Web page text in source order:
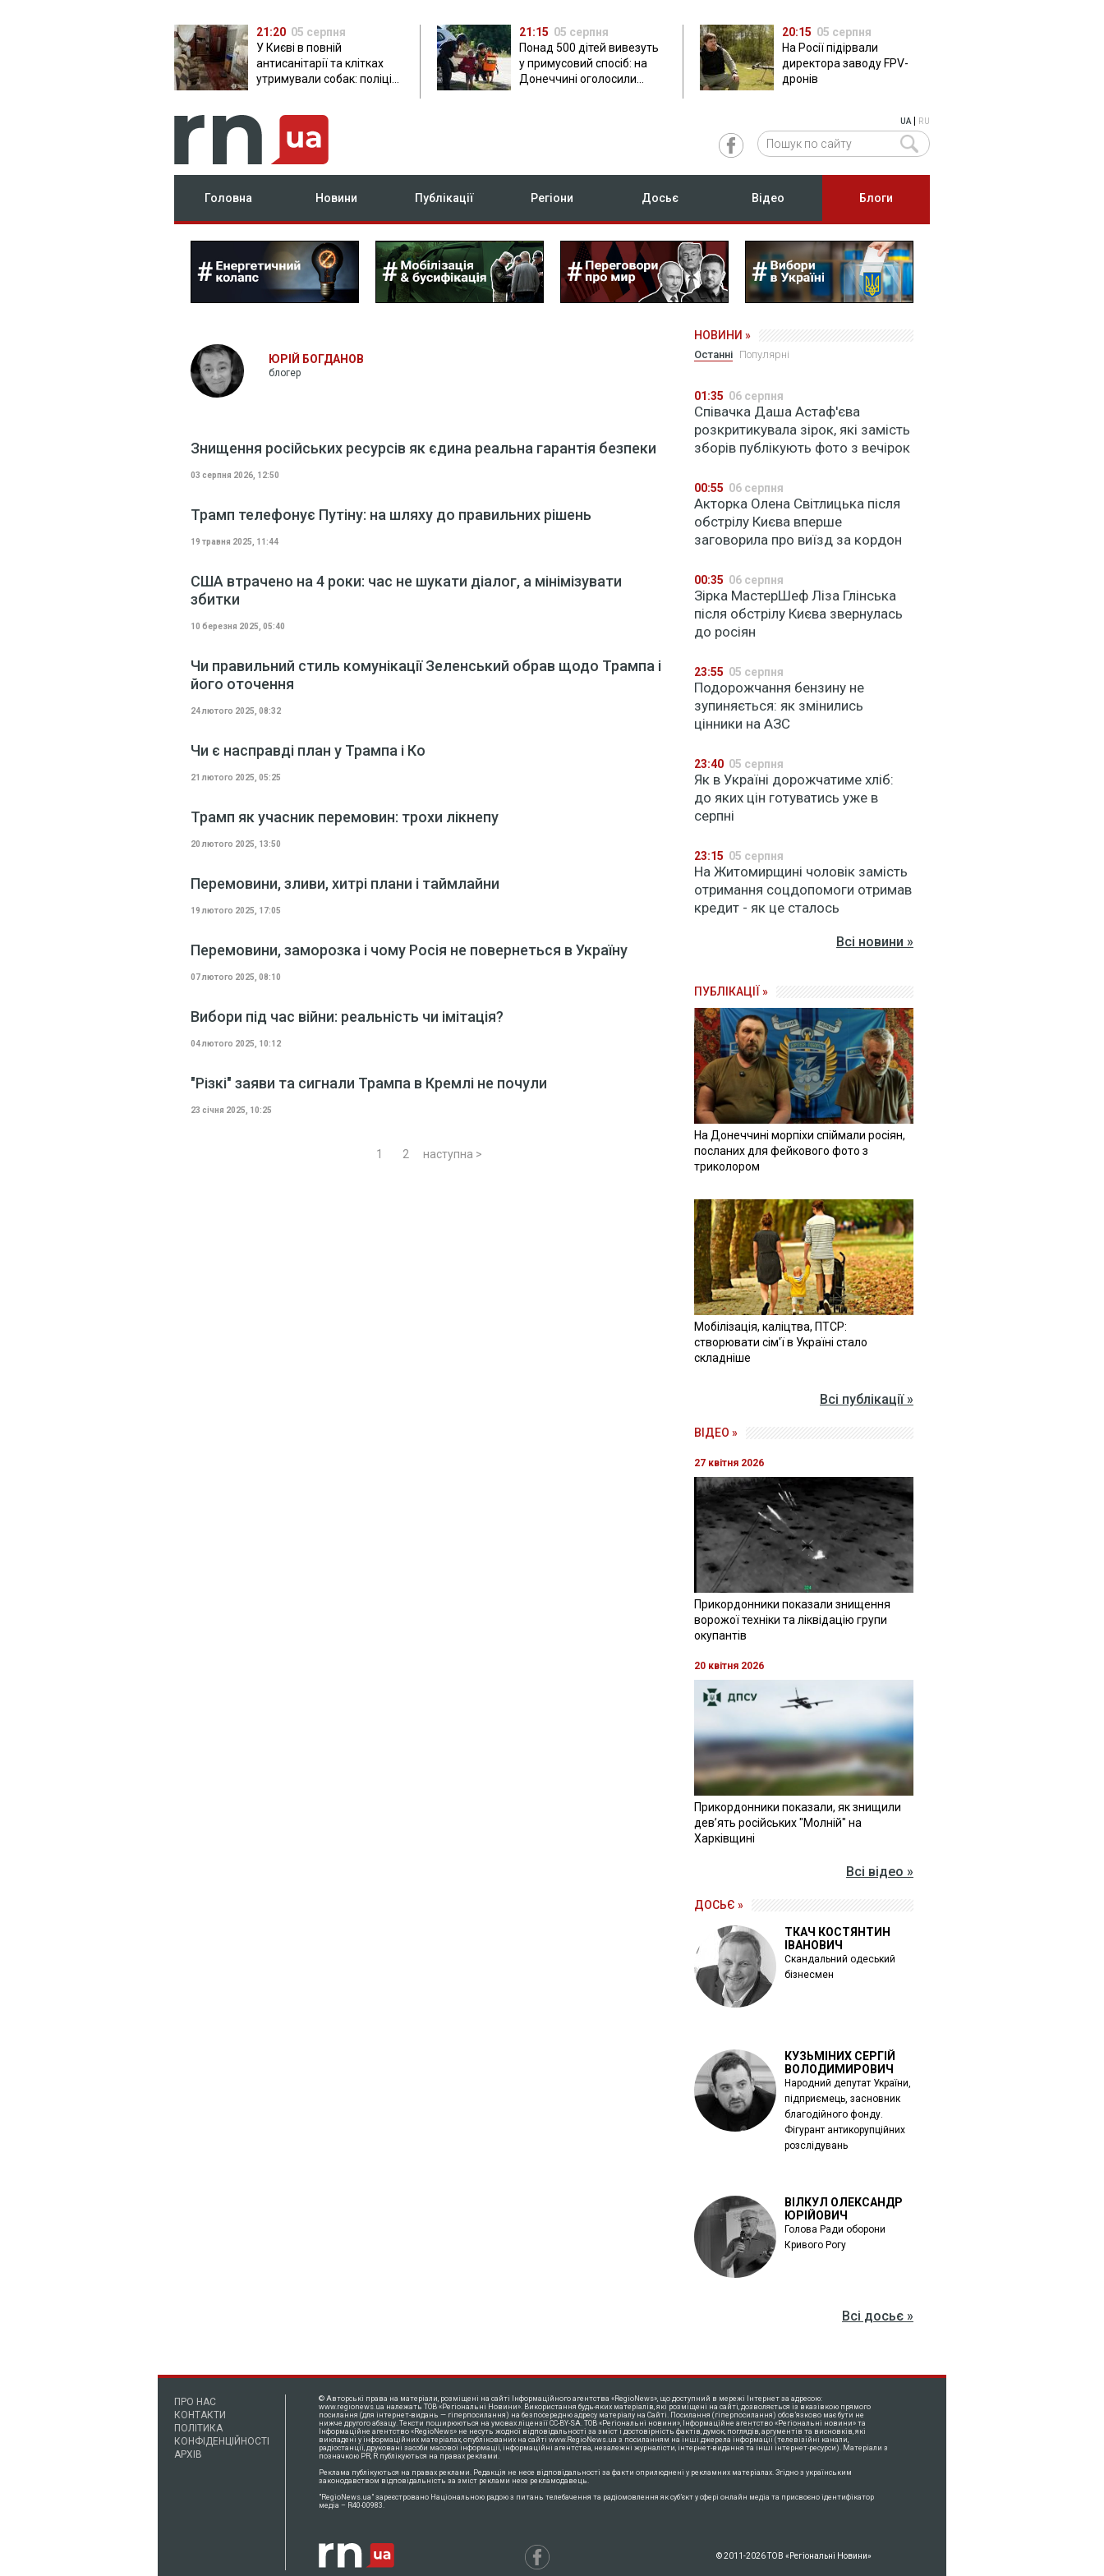
21:20 05 серпня
У Києві в повній
антисанітарії та клітках
утримували собак: поліція
21:15 05 серпня
Понад 500 дітей вивезуть
у примусовий спосіб: на
Донеччині оголосили
20:15 05 серпня
На Росії підірвали
директора заводу FPV-
дронів
UA| RU
Головна Новини Публікації Регіони Досьє Відео Блоги
ЮРІЙ БОГДАНОВ
блогер
Знищення російських ресурсів як єдина реальна гарантія безпеки
03 серпня 2026, 12:50
Трамп телефонує Путіну: на шляху до правильних рішень
19 травня 2025, 11:44
США втрачено на 4 роки: час не шукати діалог, а мінімізувати
збитки
10 березня 2025, 05:40
Чи правильний стиль комунікації Зеленський обрав щодо Трампа і
його оточення
24 лютого 2025, 08:32
Чи є насправді план у Трампа і Ко
21 лютого 2025, 05:25
Трамп як учасник перемовин: трохи лікнепу
20 лютого 2025, 13:50
Перемовини, зливи, хитрі плани і таймлайни
19 лютого 2025, 17:05
Перемовини, заморозка і чому Росія не повернеться в Україну
07 лютого 2025, 08:10
Вибори під час війни: реальність чи імітація?
04 лютого 2025, 10:12
"Різкі" заяви та сигнали Трампа в Кремлі не почули
23 січня 2025, 10:25
1 2 наступна >
НОВИНИ »
Останні Популярні
01:35 06 серпня
Співачка Даша Астаф'єва
розкритикувала зірок, які замість
зборів публікують фото з вечірок
00:55 06 серпня
Акторка Олена Світлицька після
обстрілу Києва вперше
заговорила про виїзд за кордон
00:35 06 серпня
Зірка МастерШеф Ліза Глінська
після обстрілу Києва звернулась
до росіян
23:55 05 серпня
Подорожчання бензину не
зупиняється: як змінились
цінники на АЗС
23:40 05 серпня
Як в Україні дорожчатиме хліб:
до яких цін готуватись уже в
серпні
23:15 05 серпня
На Житомирщині чоловік замість
отримання соцдопомоги отримав
кредит - як це сталось
Всі новини »
ПУБЛІКАЦІЇ »
На Донеччині морпіхи спіймали росіян,
посланих для фейкового фото з
триколором
Мобілізація, каліцтва, ПТСР:
створювати сім'ї в Україні стало
складніше
Всі публікації »
ВІДЕО »
27 квітня 2026
Прикордонники показали знищення
ворожої техніки та ліквідацію групи
окупантів
20 квітня 2026
Прикордонники показали, як знищили
девʼять російських "Молній" на
Харківщині
Всі відео »
ДОСЬЄ »
ТКАЧ КОСТЯНТИН
ІВАНОВИЧ
Скандальний одеський
бізнесмен
КУЗЬМІНИХ СЕРГІЙ
ВОЛОДИМИРОВИЧ
Народний депутат України,
підприємець, засновник
благодійного фонду.
Фігурант антикорупційних
розслідувань
ВІЛКУЛ ОЛЕКСАНДР
ЮРІЙОВИЧ
Голова Ради оборони
Кривого Рогу
Всі досьє »
ПРО НАС
КОНТАКТИ
ПОЛІТИКА
КОНФІДЕНЦІЙНОСТІ
АРХІВ
© Авторські права на матеріали, розміщені на сайті Інформаційного агентства «RegioNews», що доступний в мережі Інтернет за адресою:
www.regionews.ua належать ТОВ «Регіональні Новини». Використання будь-яких матеріалів, які розміщені на сайті, дозволяється із вказівкою прямого
посилання (для інтернет-видань — гіперпосилання) на безпосередню адресу матеріалу на Сайті. Посилання (гіперпосилання) обов’язково має бути не
нижче другого абзацу. Тексти поширюються нa умовах ліцензії CC-BY-SA. ТОВ «Регіональні новини», Інформаційне агентство «Регіональні новини» та
Інформаційне агентство «RegioNews» не несуть жодної відповідальності за зміст і достовірність фактів, думок, поглядів, аргументів та висновків, які
викладені у інформаційних матеріалах, опублікованих на сайті www.RegioNews.ua з посиланням на інші джерела інформації (телевізійні канали,
радіостанції, друковані засоби масової інформації, інформаційні агентства, незалежні журналісти, інтернет-видання та інші інтернет-ресурси). Матеріали з
позначкою PR, R публікуються на правах реклами.
Реклама публікуються на правах реклами. Редакція не несе відповідальності за факти оприлюднені у рекламних матеріалах. Згідно з українським
законодавством відповідальність за зміст реклами несе рекламодавець.
"RegioNews.ua" зареєстровано Національною радою з питань телебачення та радіомовлення як суб’єкт у сфері онлайн медіа та присвоєно ідентифікатор
медіа – R40-00983.
© 2011-2026 ТОВ «Регіональні Новини»